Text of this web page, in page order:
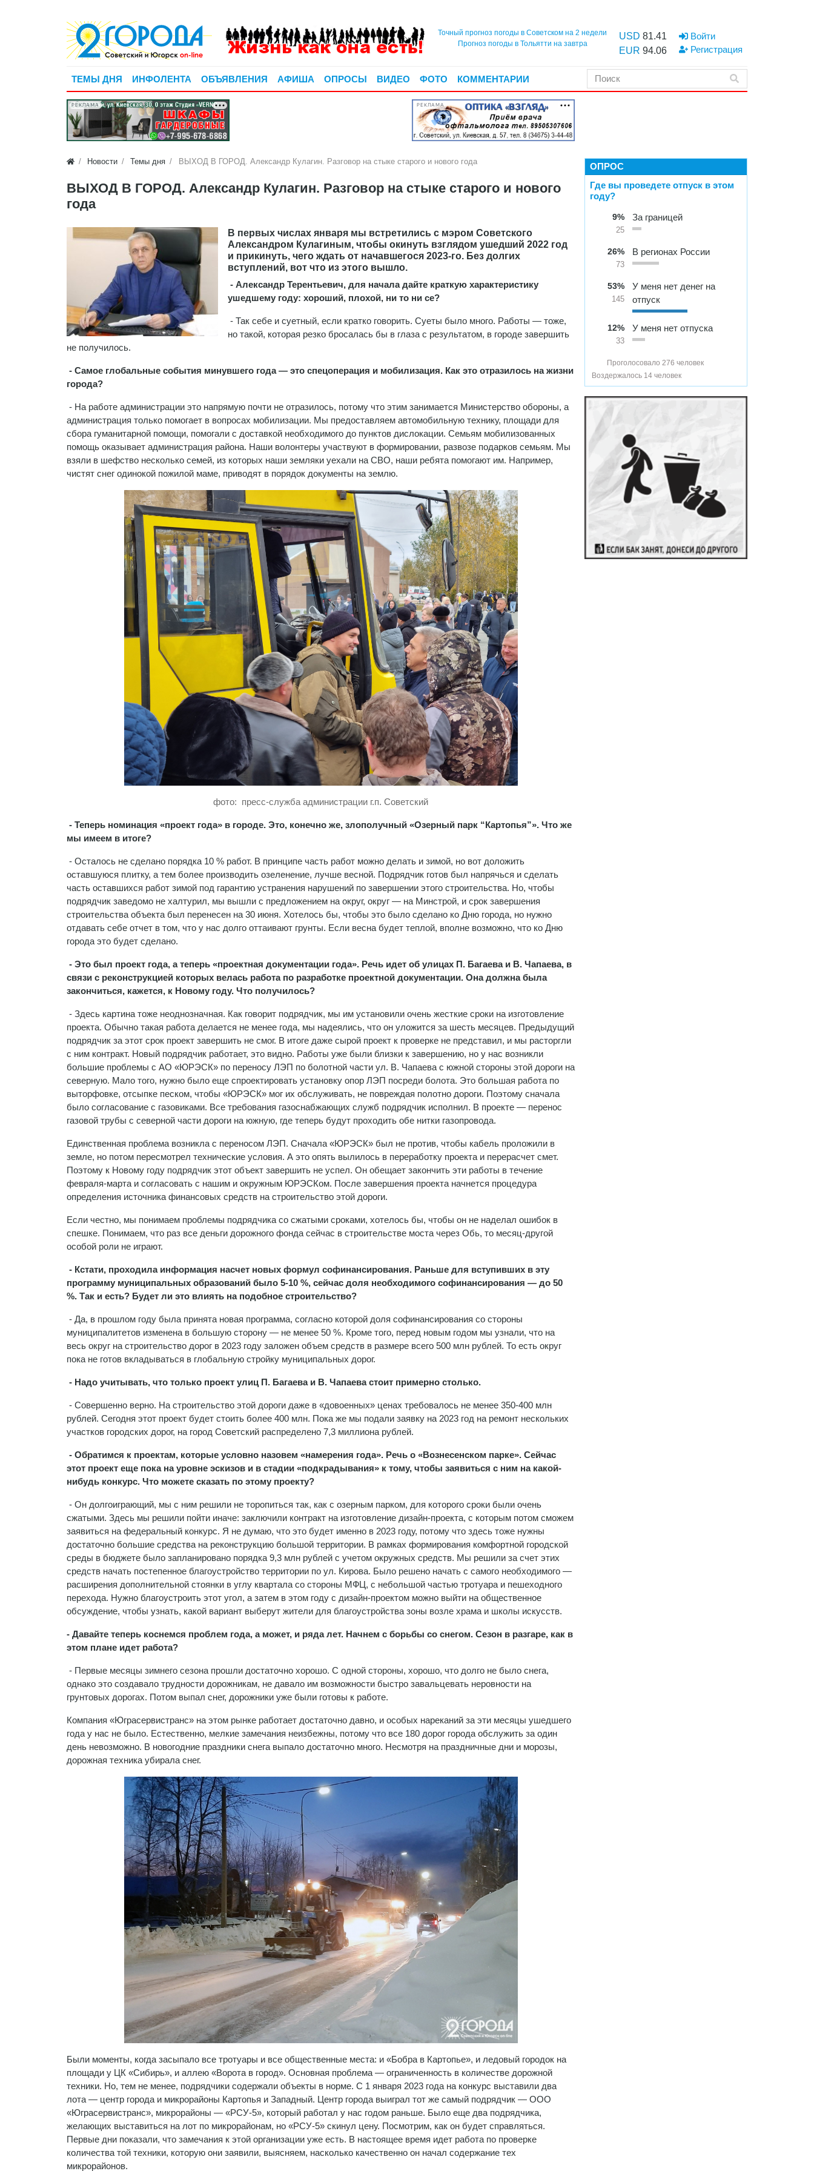
Точный прогноз погоды в Советском на 2 недели
Прогноз погоды в Тольятти на завтра
USD 81.41
EUR 94.06
Войти
Регистрация
ТЕМЫ ДНЯ ИНФОЛЕНТА ОБЪЯВЛЕНИЯ АФИША ОПРОСЫ ВИДЕО ФОТО КОММЕНТАРИИ
РЕКЛАМА РЕКЛАМА
Новости Темы дня ВЫХОД В ГОРОД. Александр Кулагин. Разговор на стыке старого и нового года
ВЫХОД В ГОРОД. Александр Кулагин. Разговор на стыке старого и нового
года
В первых числах января мы встретились с мэром Советского
Александром Кулагиным, чтобы окинуть взглядом ушедший 2022 год
и прикинуть, чего ждать от начавшегося 2023-го. Без долгих
вступлений, вот что из этого вышло.
- Александр Терентьевич, для начала дайте краткую характеристику
ушедшему году: хороший, плохой, ни то ни се?
- Так себе и суетный, если кратко говорить. Суеты было много. Работы — тоже,
но такой, которая резко бросалась бы в глаза с результатом, в городе завершить
не получилось.
- Самое глобальные события минувшего года — это спецоперация и мобилизация. Как это отразилось на жизни
города?
- На работе администрации это напрямую почти не отразилось, потому что этим занимается Министерство обороны, а
администрация только помогает в вопросах мобилизации. Мы предоставляем автомобильную технику, площади для
сбора гуманитарной помощи, помогали с доставкой необходимого до пунктов дислокации. Семьям мобилизованных
помощь оказывает администрация района. Наши волонтеры участвуют в формировании, развозе подарков семьям. Мы
взяли в шефство несколько семей, из которых наши земляки уехали на СВО, наши ребята помогают им. Например,
чистят снег одинокой пожилой маме, приводят в порядок документы на землю.
фото: пресс-служба администрации г.п. Советский
- Теперь номинация «проект года» в городе. Это, конечно же, злополучный «Озерный парк “Картопья”». Что же
мы имеем в итоге?
- Осталось не сделано порядка 10 % работ. В принципе часть работ можно делать и зимой, но вот доложить
оставшуюся плитку, а тем более производить озеленение, лучше весной. Подрядчик готов был напрячься и сделать
часть оставшихся работ зимой под гарантию устранения нарушений по завершении этого строительства. Но, чтобы
подрядчик заведомо не халтурил, мы вышли с предложением на округ, округ — на Минстрой, и срок завершения
строительства объекта был перенесен на 30 июня. Хотелось бы, чтобы это было сделано ко Дню города, но нужно
отдавать себе отчет в том, что у нас долго оттаивают грунты. Если весна будет теплой, вполне возможно, что ко Дню
города это будет сделано.
- Это был проект года, а теперь «проектная документации года». Речь идет об улицах П. Багаева и В. Чапаева, в
связи с реконструкцией которых велась работа по разработке проектной документации. Она должна была
закончиться, кажется, к Новому году. Что получилось?
- Здесь картина тоже неоднозначная. Как говорит подрядчик, мы им установили очень жесткие сроки на изготовление
проекта. Обычно такая работа делается не менее года, мы надеялись, что он уложится за шесть месяцев. Предыдущий
подрядчик за этот срок проект завершить не смог. В итоге даже сырой проект к проверке не представил, и мы расторгли
с ним контракт. Новый подрядчик работает, это видно. Работы уже были близки к завершению, но у нас возникли
большие проблемы с АО «ЮРЭСК» по переносу ЛЭП по болотной части ул. В. Чапаева с южной стороны этой дороги на
северную. Мало того, нужно было еще спроектировать установку опор ЛЭП посреди болота. Это большая работа по
выторфовке, отсыпке песком, чтобы «ЮРЭСК» мог их обслуживать, не повреждая полотно дороги. Поэтому сначала
было согласование с газовиками. Все требования газоснабжающих служб подрядчик исполнил. В проекте — перенос
газовой трубы с северной части дороги на южную, где теперь будут проходить обе нитки газопровода.
Единственная проблема возникла с переносом ЛЭП. Сначала «ЮРЭСК» был не против, чтобы кабель проложили в
земле, но потом пересмотрел технические условия. А это опять вылилось в переработку проекта и перерасчет смет.
Поэтому к Новому году подрядчик этот объект завершить не успел. Он обещает закончить эти работы в течение
февраля-марта и согласовать с нашим и окружным ЮРЭСКом. После завершения проекта начнется процедура
определения источника финансовых средств на строительство этой дороги.
Если честно, мы понимаем проблемы подрядчика со сжатыми сроками, хотелось бы, чтобы он не наделал ошибок в
спешке. Понимаем, что раз все деньги дорожного фонда сейчас в строительстве моста через Обь, то месяц-другой
особой роли не играют.
- Кстати, проходила информация насчет новых формул софинансирования. Раньше для вступивших в эту
программу муниципальных образований было 5-10 %, сейчас доля необходимого софинансирования — до 50
%. Так и есть? Будет ли это влиять на подобное строительство?
- Да, в прошлом году была принята новая программа, согласно которой доля софинансирования со стороны
муниципалитетов изменена в большую сторону — не менее 50 %. Кроме того, перед новым годом мы узнали, что на
весь округ на строительство дорог в 2023 году заложен объем средств в размере всего 500 млн рублей. То есть округ
пока не готов вкладываться в глобальную стройку муниципальных дорог.
- Надо учитывать, что только проект улиц П. Багаева и В. Чапаева стоит примерно столько.
- Совершенно верно. На строительство этой дороги даже в «довоенных» ценах требовалось не менее 350-400 млн
рублей. Сегодня этот проект будет стоить более 400 млн. Пока же мы подали заявку на 2023 год на ремонт нескольких
участков городских дорог, на город Советский распределено 7,3 миллиона рублей.
- Обратимся к проектам, которые условно назовем «намерения года». Речь о «Вознесенском парке». Сейчас
этот проект еще пока на уровне эскизов и в стадии «подкрадывания» к тому, чтобы заявиться с ним на какой-
нибудь конкурс. Что можете сказать по этому проекту?
- Он долгоиграющий, мы с ним решили не торопиться так, как с озерным парком, для которого сроки были очень
сжатыми. Здесь мы решили пойти иначе: заключили контракт на изготовление дизайн-проекта, с которым потом сможем
заявиться на федеральный конкурс. Я не думаю, что это будет именно в 2023 году, потому что здесь тоже нужны
достаточно большие средства на реконструкцию большой территории. В рамках формирования комфортной городской
среды в бюджете было запланировано порядка 9,3 млн рублей с учетом окружных средств. Мы решили за счет этих
средств начать постепенное благоустройство территории по ул. Кирова. Было решено начать с самого необходимого —
расширения дополнительной стоянки в углу квартала со стороны МФЦ, с небольшой частью тротуара и пешеходного
перехода. Нужно благоустроить этот угол, а затем в этом году с дизайн-проектом можно выйти на общественное
обсуждение, чтобы узнать, какой вариант выберут жители для благоустройства зоны возле храма и школы искусств.
- Давайте теперь коснемся проблем года, а может, и ряда лет. Начнем с борьбы со снегом. Сезон в разгаре, как в
этом плане идет работа?
- Первые месяцы зимнего сезона прошли достаточно хорошо. С одной стороны, хорошо, что долго не было снега,
однако это создавало трудности дорожникам, не давало им возможности быстро завальцевать неровности на
грунтовых дорогах. Потом выпал снег, дорожники уже были готовы к работе.
Компания «Юграсервистранс» на этом рынке работает достаточно давно, и особых нареканий за эти месяцы ушедшего
года у нас не было. Естественно, мелкие замечания неизбежны, потому что все 180 дорог города обслужить за один
день невозможно. В новогодние праздники снега выпало достаточно много. Несмотря на праздничные дни и морозы,
дорожная техника убирала снег.
Были моменты, когда засыпало все тротуары и все общественные места: и «Бобра в Картопье», и ледовый городок на
площади у ЦК «Сибирь», и аллею «Ворота в город». Основная проблема — ограниченность в количестве дорожной
техники. Но, тем не менее, подрядчики содержали объекты в норме. С 1 января 2023 года на конкурс выставили два
лота — центр города и микрорайоны Картопья и Западный. Центр города выиграл тот же самый подрядчик — ООО
«Юграсервистранс», микрорайоны — «РСУ-5», который работал у нас годом раньше. Было еще два подрядчика,
желающих выставиться на лот по микрорайонам, но «РСУ-5» скинул цену. Посмотрим, как он будет справляться.
Первые дни показали, что замечания к этой организации уже есть. В настоящее время идет работа по проверке
количества той техники, которую они заявили, выясняем, насколько качественно он начал содержание тех
микрорайонов.
ОПРОС
Где вы проведете отпуск в этом
году?
9%
25
За границей
26%
73
В регионах России
53%
145
У меня нет денег на
отпуск
12%
33
У меня нет отпуска
Проголосовало 276 человек
Воздержалось 14 человек